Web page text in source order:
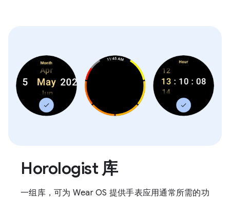
Horologist 库
一组库，可为 Wear OS 提供手表应用通常所需的功